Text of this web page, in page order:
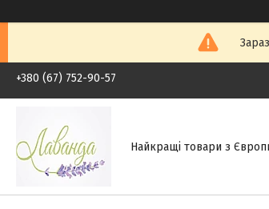
+380 (67) 752-90-57
Найкращі товари з